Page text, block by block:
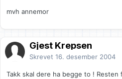
mvh annemor
Gjest Krepsen
Skrevet 16. desember 2004
Takk skal dere ha begge to !